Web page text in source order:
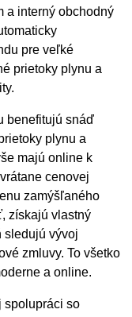
a interný obchodný
pre veľké
prietoky plynu a
benefitujú snáď
plynu a
majú online k
cenovej
zamýšľaného
získajú vlastný
sledujú vývoj
zmluvy. To všetko
a online.
spolupráci so